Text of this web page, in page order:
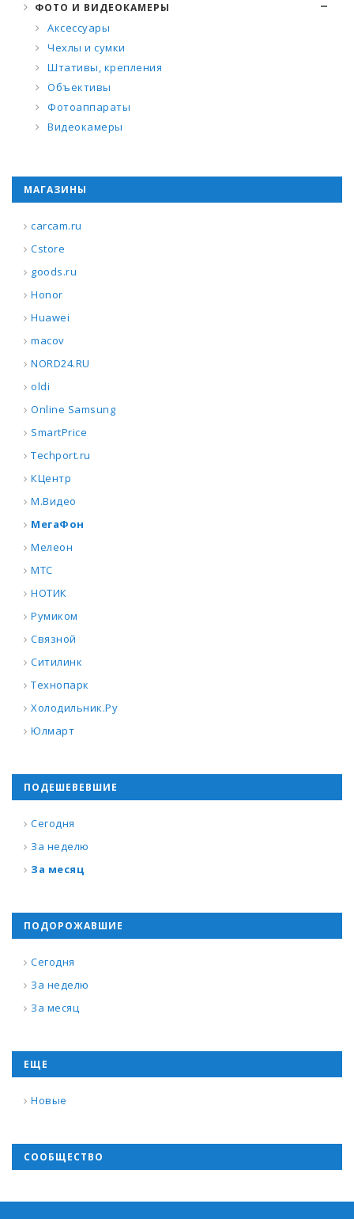
ФОТО И ВИДЕОКАМЕРЫ
Аксессуары
Чехлы и сумки
Штативы, крепления
Объективы
Фотоаппараты
Видеокамеры
МАГАЗИНЫ
carcam.ru
Cstore
goods.ru
Honor
Huawei
macov
NORD24.RU
oldi
Online Samsung
SmartPrice
Techport.ru
КЦентр
М.Видео
МегаФон
Мелеон
МТС
НОТИК
Румиком
Связной
Ситилинк
Технопарк
Холодильник.Ру
Юлмарт
ПОДЕШЕВЕВШИЕ
Сегодня
За неделю
За месяц
ПОДОРОЖАВШИЕ
Сегодня
За неделю
За месяц
ЕЩЕ
Новые
СООБЩЕСТВО